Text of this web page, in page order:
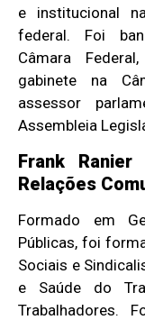
e institucional
federal. Foi
Câmara
gabinete na
assessor
Assembleia
Frank
Relações
Formado em
Públicas, foi
Sociais e
e Saúde do
Trabalhadores.